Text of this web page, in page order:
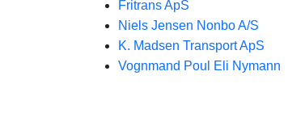
Fritrans ApS
Niels Jensen Nonbo A/S
K. Madsen Transport ApS
Vognmand Poul Eli Nymann